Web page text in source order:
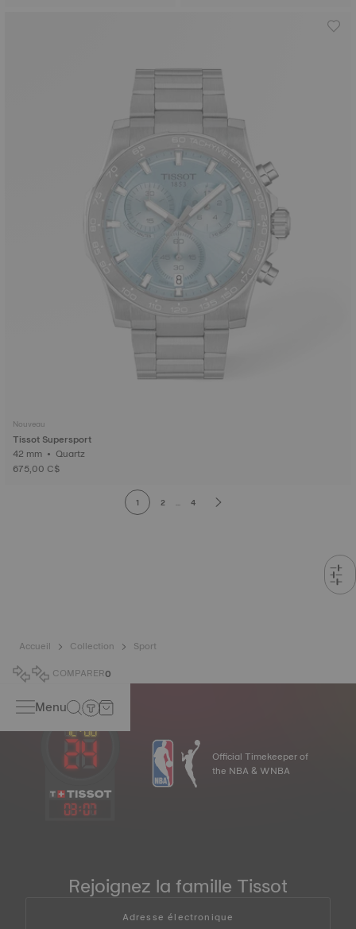
Nouveau
Tissot Supersport
42 mm • Quartz
675,00 C$
1 2 ... 4
Accueil Collection
Sport
COMPARER0
Menu
03:07
Official Timekeeper of
the NBA & WNBA
Rejoignez la famille Tissot
Adresse électronique